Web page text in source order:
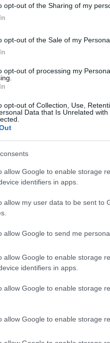
opt-out of the Sharing of my
opt-out of the Sale of my
opt-out of processing my
opt-out of Collection, Use,
Data that Is Unrelated
allow Google to enable storage
identifiers in apps.
allow my user data to be sent to
allow Google to send me
allow Google to enable storage
identifiers in apps.
allow Google to enable storage
allow Google to enable storage
εξωτερική της
τη συνεργασία
προκειμένου
κόμβο διεθνούς
γνωστό ότι η
στο χάρτη αυτό
εδώ να
ότι η Ελλάδα
».
κινήσεις της
«Η κυβέρνησή μας
συνεργασίας:
τουρισμό. Η
της Ελλάδας και
προτεραιότητες των
της
σημαντικών λιμανιών.
διπλωματίας μας
και το κρασί. Και στον